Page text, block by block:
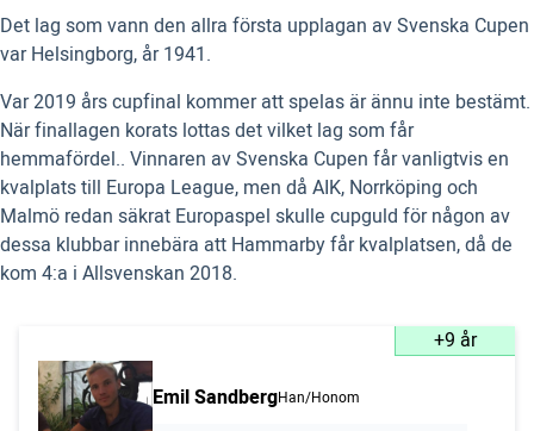
Det lag som vann den allra första upplagan av Svenska Cupen
var Helsingborg, år 1941.
Var 2019 års cupfinal kommer att spelas är ännu inte bestämt.
När finallagen korats lottas det vilket lag som får
hemmafördel.. Vinnaren av Svenska Cupen får vanligtvis en
kvalplats till Europa League, men då AIK, Norrköping och
Malmö redan säkrat Europaspel skulle cupguld för någon av
dessa klubbar innebära att Hammarby får kvalplatsen, då de
kom 4:a i Allsvenskan 2018.
+9 år
Emil SandbergHan/Honom